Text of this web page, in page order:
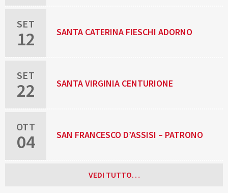
SET
12 SANTA CATERINA FIESCHI ADORNO
SET
22 SANTA VIRGINIA CENTURIONE
OTT
04 SAN FRANCESCO D’ASSISI – PATRONO
D’ITALIAVEDI TUTTO…